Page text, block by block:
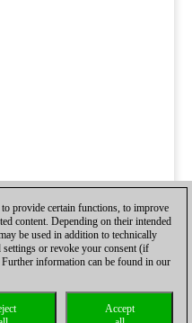
provide certain functions, to improve
content. Depending on their intended
be used in addition to technically
settings or revoke your consent (if
information can be found in our
Accept